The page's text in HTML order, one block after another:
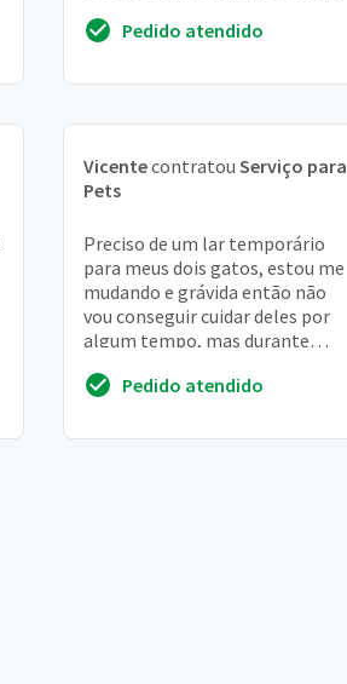
Pedido atendido
Vicentecontratou Serviço para
Pets
Preciso de um lar temporário
para meus dois gatos, estou me
mudando e grávida então não
vou conseguir cuidar deles por
algum tempo, mas durante
arcar com t...
Pedido atendido